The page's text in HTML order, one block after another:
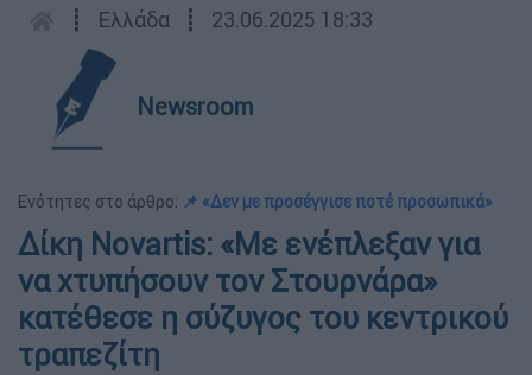
┋ Ελλάδα ┋ 23.06.2025 18:33
Newsroom
Ενότητες στο άρθρο: 📌 «Δεν με προσέγγισε ποτέ προσωπικά»
Δίκη Novartis: «Με ενέπλεξαν για
να χτυπήσουν τον Στουρνάρα»
κατέθεσε η σύζυγος του κεντρικού
τραπεζίτη